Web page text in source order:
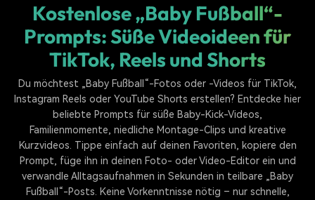
Monetarisieren Sie
Belohnungen erhalten
Community
Empfohlene Inhalte
Kostenlose „Baby Fußball“-
Prompts: Süße Videoideen für
TikTok, Reels und Shorts
Du möchtest „Baby Fußball“-Fotos oder -Videos für TikTok,
Instagram Reels oder YouTube Shorts erstellen? Entdecke hier
beliebte Prompts für süße Baby-Kick-Videos,
Familienmomente, niedliche Montage-Clips und kreative
Kurzvideos. Tippe einfach auf deinen Favoriten, kopiere den
Prompt, füge ihn in deinen Foto- oder Video-Editor ein und
verwandle Alltagsaufnahmen in Sekunden in teilbare „Baby
Fußball“-Posts. Keine Vorkenntnisse nötig – nur schnelle,